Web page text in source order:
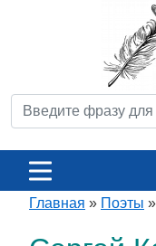
Главная » Поэты »